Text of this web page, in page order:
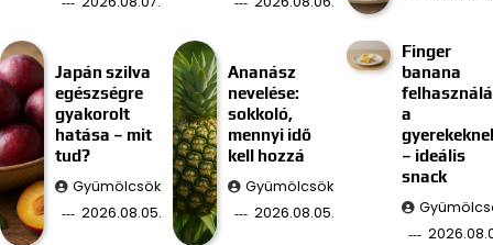
Japán szilva
egészségre
gyakorolt
hatása – mit
tud?
Gyümölcsök
2026.08.05.
Ananász
nevelése:
sokkoló,
mennyi idő
kell hozzá
Gyümölcsök
2026.08.05.
Finger
banana
a
– ideális
snack